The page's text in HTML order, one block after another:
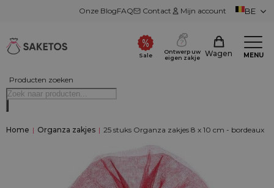
Onze BlogFAQ Contact Mijn account BE
Producten zoeken
Sale
Ontwerp uw
eigen zakje
Wagen MENU
Home | Organza zakjes | 25 stuks Organza zakjes 8 x 10 cm - bordeaux